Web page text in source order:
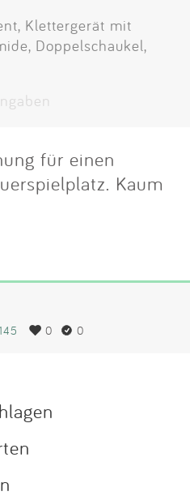
Klettergerät mit
Doppelschaukel,
für einen
Kaum
0 0